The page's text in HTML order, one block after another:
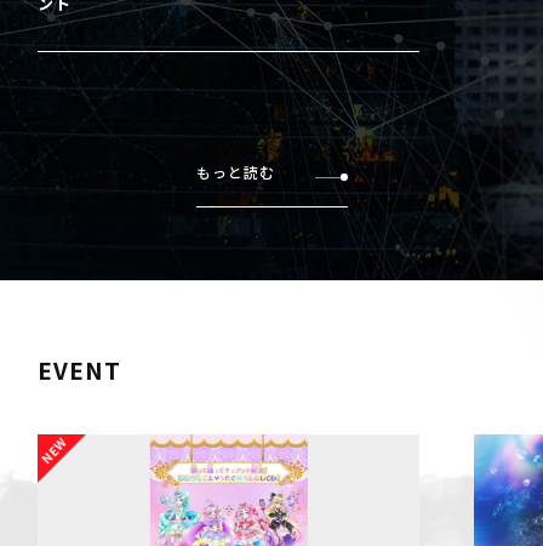
もっと読む
EVENT